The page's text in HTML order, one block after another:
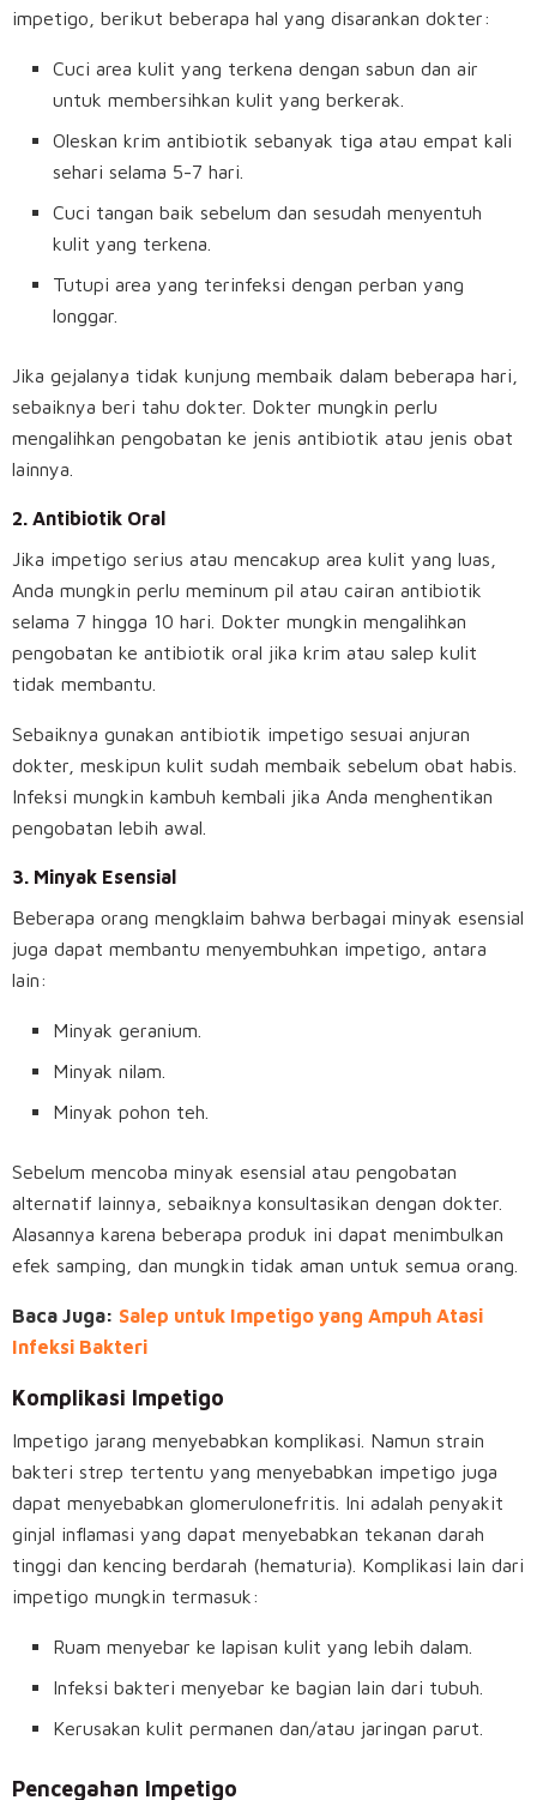
impetigo, berikut beberapa hal yang disarankan dokter:
Cuci area kulit yang terkena dengan sabun dan air
untuk membersihkan kulit yang berkerak.
Oleskan krim antibiotik sebanyak tiga atau empat kali
sehari selama 5-7 hari.
Cuci tangan baik sebelum dan sesudah menyentuh
kulit yang terkena.
Tutupi area yang terinfeksi dengan perban yang
longgar.
Jika gejalanya tidak kunjung membaik dalam beberapa hari,
sebaiknya beri tahu dokter. Dokter mungkin perlu
mengalihkan pengobatan ke jenis antibiotik atau jenis obat
lainnya.
2. Antibiotik Oral
Jika impetigo serius atau mencakup area kulit yang luas,
Anda mungkin perlu meminum pil atau cairan antibiotik
selama 7 hingga 10 hari. Dokter mungkin mengalihkan
pengobatan ke antibiotik oral jika krim atau salep kulit
tidak membantu.
Sebaiknya gunakan antibiotik impetigo sesuai anjuran
dokter, meskipun kulit sudah membaik sebelum obat habis.
Infeksi mungkin kambuh kembali jika Anda menghentikan
pengobatan lebih awal.
3. Minyak Esensial
Beberapa orang mengklaim bahwa berbagai minyak esensial
juga dapat membantu menyembuhkan impetigo, antara
lain:
Minyak geranium.
Minyak nilam.
Minyak pohon teh.
Sebelum mencoba minyak esensial atau pengobatan
alternatif lainnya, sebaiknya konsultasikan dengan dokter.
Alasannya karena beberapa produk ini dapat menimbulkan
efek samping, dan mungkin tidak aman untuk semua orang.
Baca Juga: Salep untuk Impetigo yang Ampuh Atasi
Infeksi Bakteri
Komplikasi Impetigo
Impetigo jarang menyebabkan komplikasi. Namun strain
bakteri strep tertentu yang menyebabkan impetigo juga
dapat menyebabkan glomerulonefritis. Ini adalah penyakit
ginjal inflamasi yang dapat menyebabkan tekanan darah
tinggi dan kencing berdarah (hematuria). Komplikasi lain dari
impetigo mungkin termasuk:
Ruam menyebar ke lapisan kulit yang lebih dalam.
Infeksi bakteri menyebar ke bagian lain dari tubuh.
Kerusakan kulit permanen dan/atau jaringan parut.
Pencegahan Impetigo